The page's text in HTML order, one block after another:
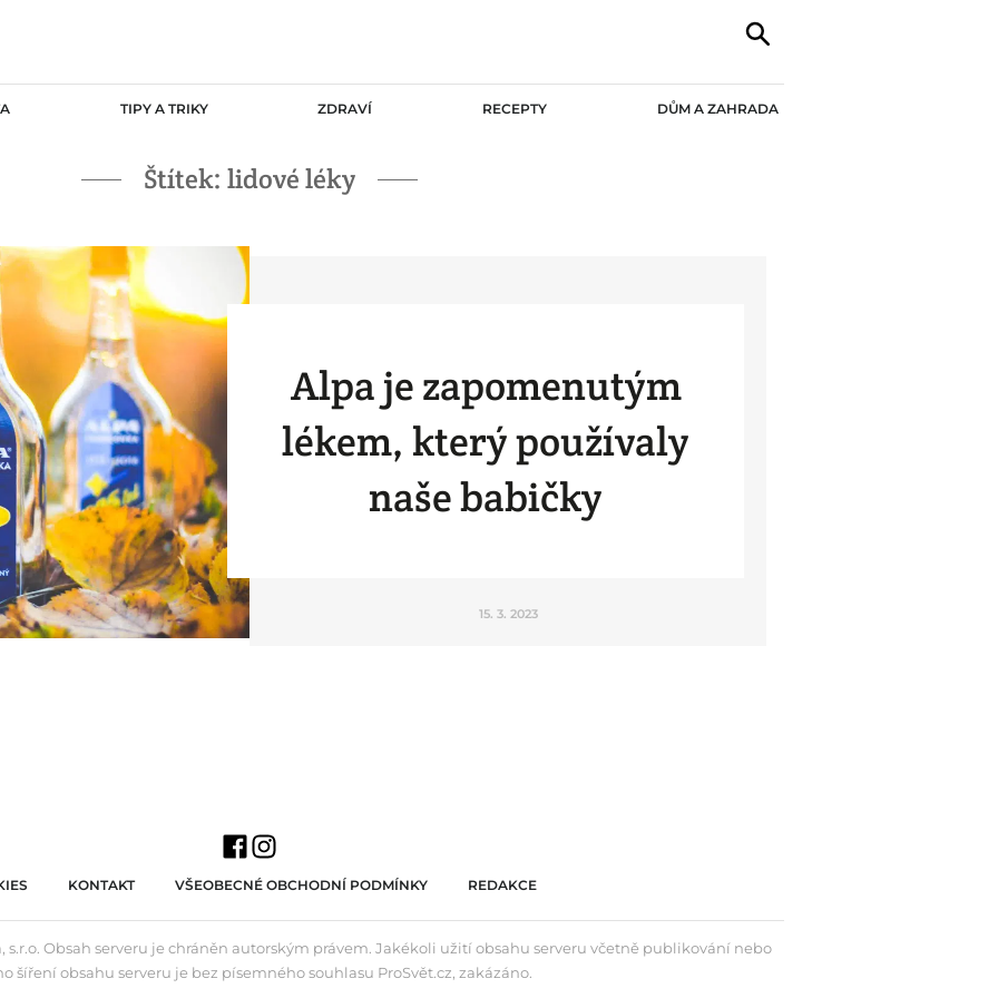
TIPY A TRIKY ZDRAVÍ RECEPTY DŮM A ZAHRADA
Štítek: lidové léky
Alpa je zapomenutým
lékem, který používaly
naše babičky
15. 3. 2023
KONTAKT VŠEOBECNÉ OBCHODNÍ PODMÍNKY REDAKCE
s.r.o. Obsah serveru je chráněn autorským právem. Jakékoli užití obsahu serveru včetně publikování nebo
šíření obsahu serveru je bez písemného souhlasu ProSvět.cz, zakázáno.